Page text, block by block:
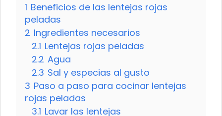
1 Beneficios de las lentejas rojas
peladas
2 Ingredientes necesarios
2.1 Lentejas rojas peladas
2.2 Agua
2.3 Sal y especias al gusto
3 Paso a paso para cocinar lentejas
rojas peladas
3.1 Lavar las lentejas